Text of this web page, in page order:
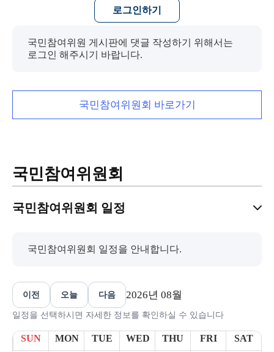
로그인하기
국민참여위원 게시판에 댓글 작성하기 위해서는
로그인 해주시기 바랍니다.
국민참여위원회 바로가기
국민참여위원회
국민참여위원회 일정
국민참여위원회 일정을 안내합니다.
이전 오늘 다음 2026년 08월
일정을 선택하시면 자세한 정보를 확인하실 수 있습니다
SUN MON TUE WED THU FRI SAT